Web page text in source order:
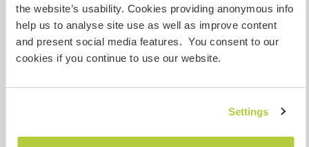
the website’s usability. Cookies providing anonymous info
help us to analyse site use as well as improve content
and present social media features. You consent to our
cookies if you continue to use our website.
Settings
Gesprochene Sprachen
Spanisch: Fließend
Italienisch: Fließend
Englisch: Gute Kenntnisse
Dieser Gastgeber bietet Sprachaustausch an
Dieser Gastgeber gibt an, dass er dir gern seine
Sprache lernen möchte.